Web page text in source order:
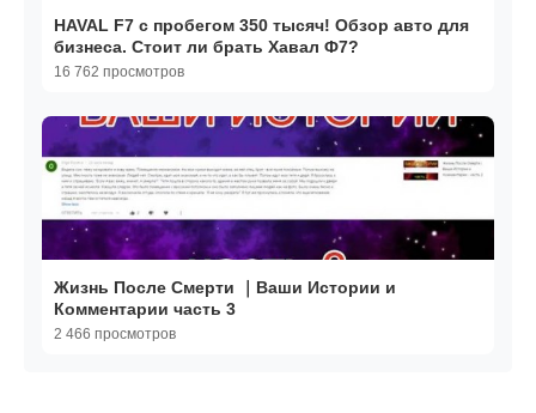
HAVAL F7 с пробегом 350 тысяч! Обзор авто для
бизнеса. Стоит ли брать Хавал Ф7?
16 762 просмотров
Жизнь После Смерти ｜Ваши Истории и
Комментарии часть 3
2 466 просмотров